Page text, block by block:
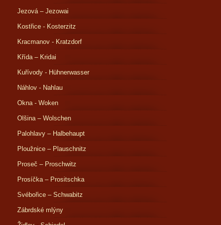
Jezová – Jezowai
Kostřice - Kosterzitz
Kracmanov - Kratzdorf
Křída – Kridai
Kuřívody - Hühnerwasser
Náhlov - Nahlau
Okna - Woken
Olšina – Wolschen
Palohlavy – Halbehaupt
Ploužnice – Plauschnitz
Proseč – Proschwitz
Prosíčka – Prositschka
Svébořice – Schwabitz
Zábrdské mlýny